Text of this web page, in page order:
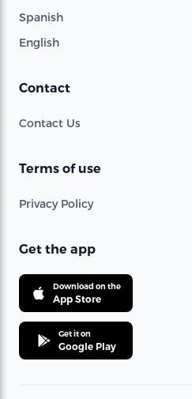
Spanish
English
Contact
Contact Us
Terms of use
Privacy Policy
Get the app
Download on the
App Store
Get it on
Google Play